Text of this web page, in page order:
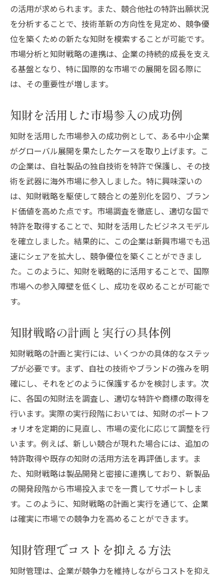
の活用が求められます。また、競合他社の特許出願状況
を分析することで、技術革新の方向性を見定め、競争優
位を築くための新たな知財を模索することが可能です。
市場分析と知財戦略の連携は、企業の持続的成長を支え
る基盤となり、特に国際的な市場での展開を図る際に
は、その重要性が増します。
知財を活用した市場参入の成功例
知財を活用した市場参入の成功例として、ある中小企業
がグローバル展開を果たしたケースを取り上げます。こ
の企業は、自社製品の独自技術を特許で保護し、その技
術を武器に海外市場に参入しました。特に興味深いの
は、知財戦略を駆使して競合との差別化を図り、ブラン
ド価値を高めた点です。市場調査を徹底し、適切な国で
特許を取得することで、知財を活用したビジネスモデル
を確立しました。結果的に、この企業は新興市場でも迅
速にシェアを拡大し、競争優位を築くことができまし
た。このように、知財を戦略的に活用することで、国際
市場への参入障壁を低くし、成功を収めることが可能で
す。
知財戦略の計画と実行の具体例
知財戦略の計画と実行には、いくつかの具体的なステッ
プが必要です。まず、自社の技術やブランドの強みを明
確にし、それをどのように保護するかを検討します。次
に、各国の知財法を調査し、適切な特許や商標の取得を
行います。実際の実行段階においては、知財のポートフ
ォリオを定期的に見直し、市場の変化に応じて調整を行
います。例えば、新しい競合が現れた場合には、追加の
特許取得や既存の知財の活用方法を再評価します。ま
た、知財戦略は製品開発と密接に連携しており、新製品
の開発段階から市場投入までを一貫してサポートしま
す。このように、知財戦略の計画と実行を通じて、企業
は確実に市場での競争力を高めることができます。
知財管理でコストを抑える方法
知財管理は、企業が競争力を維持しながらコストを抑え